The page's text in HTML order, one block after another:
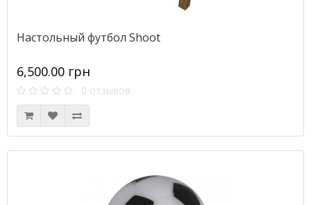
Настольный футбол Shoot
6,500.00 грн
0 отзывов